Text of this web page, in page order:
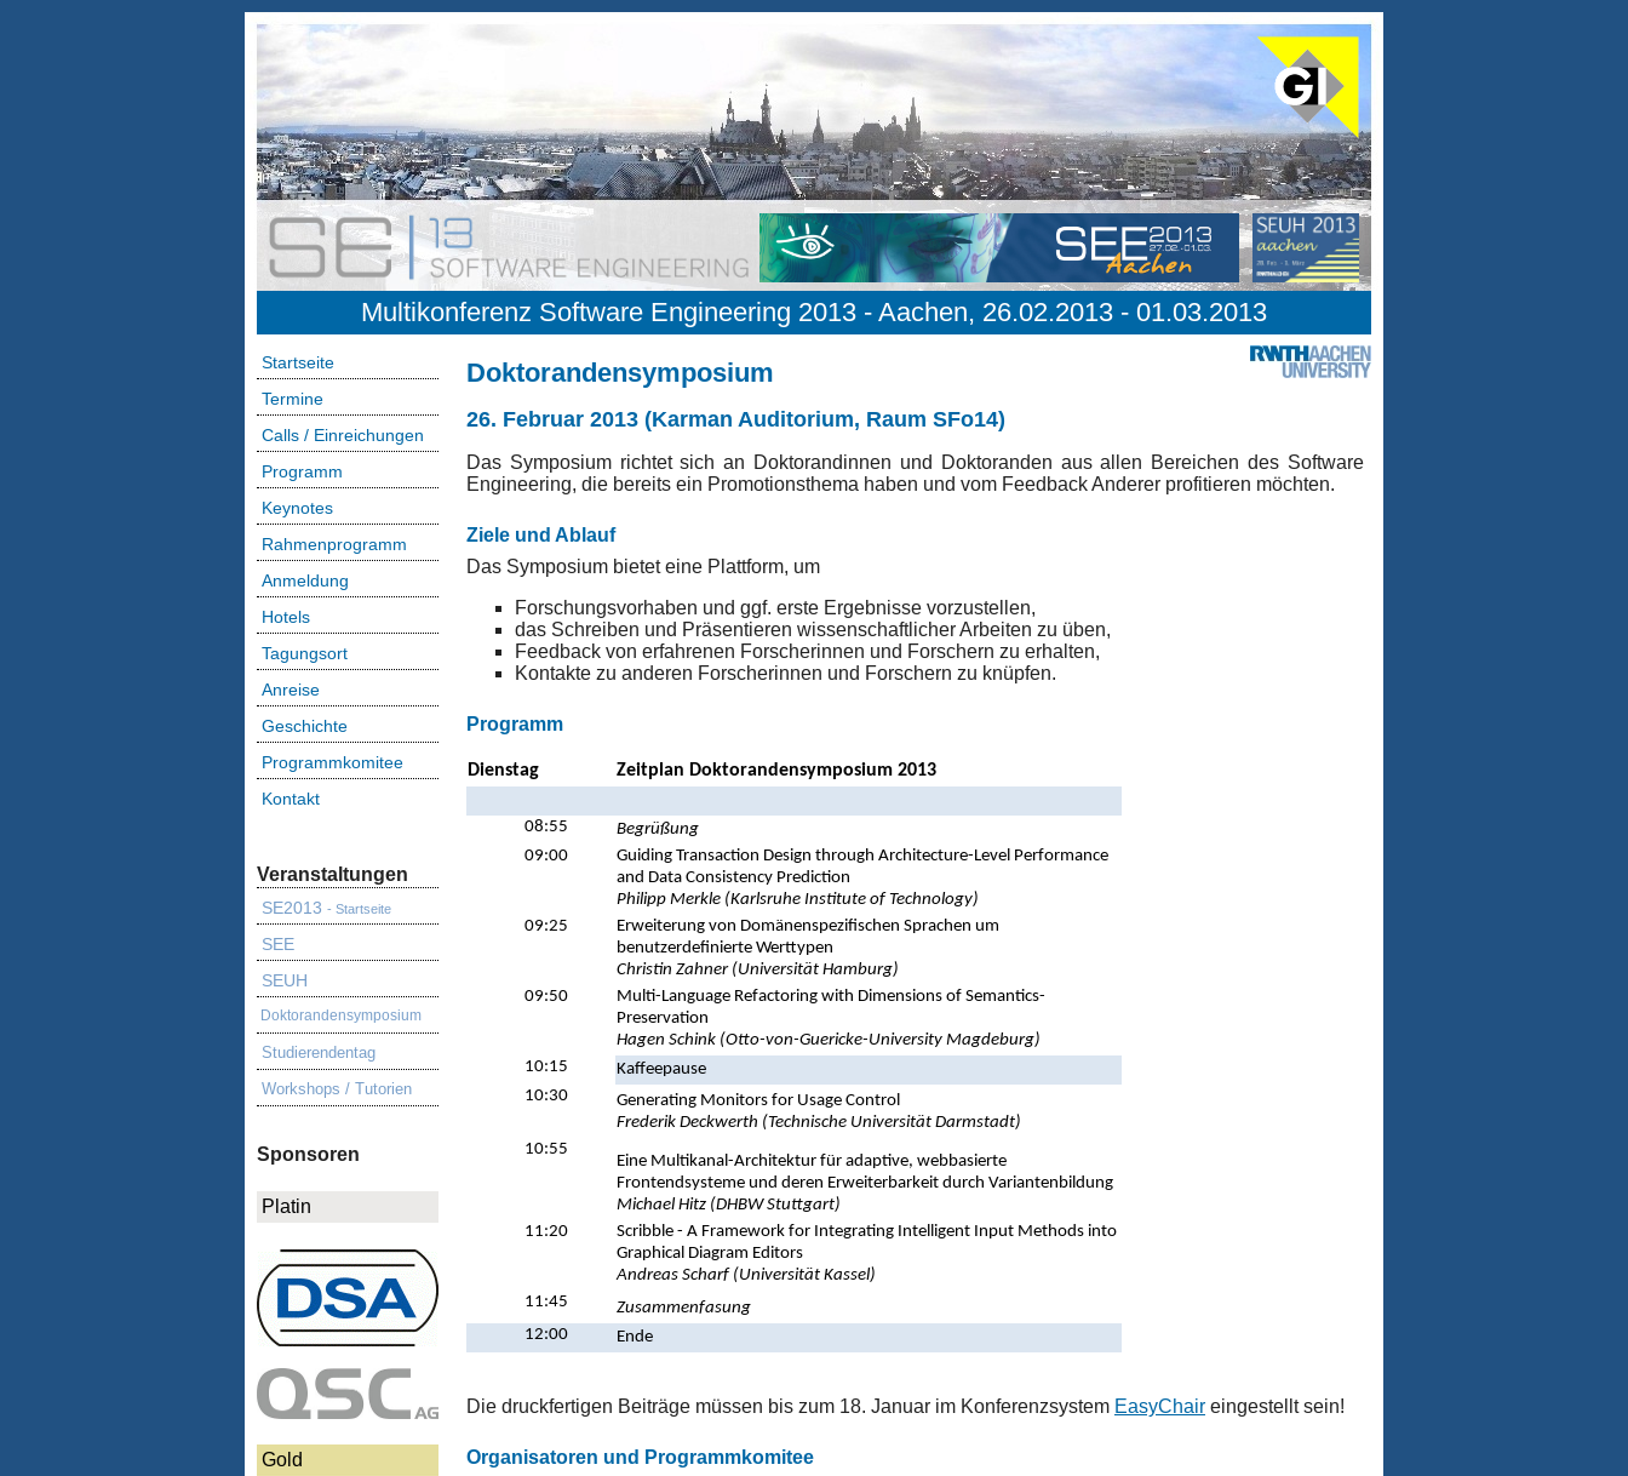
Multikonferenz Software Engineering 2013 - Aachen, 26.02.2013 - 01.03.2013
Startseite
Termine
Calls / Einreichungen
Programm
Keynotes
Rahmenprogramm
Anmeldung
Hotels
Tagungsort
Anreise
Geschichte
Programmkomitee
Kontakt
Veranstaltungen
SE2013 - Startseite
SEE
SEUH
Doktorandensymposium
Studierendentag
Workshops / Tutorien
Sponsoren
Platin
Gold
Doktorandensymposium
26. Februar 2013 (Karman Auditorium, Raum SFo14)
Das Symposium richtet sich an Doktorandinnen und Doktoranden aus allen Bereichen des Software
Engineering, die bereits ein Promotionsthema haben und vom Feedback Anderer profitieren möchten.
Ziele und Ablauf
Das Symposium bietet eine Plattform, um
Forschungsvorhaben und ggf. erste Ergebnisse vorzustellen,
das Schreiben und Präsentieren wissenschaftlicher Arbeiten zu üben,
Feedback von erfahrenen Forscherinnen und Forschern zu erhalten,
Kontakte zu anderen Forscherinnen und Forschern zu knüpfen.
Programm
Dienstag Zeitplan Doktorandensymposium 2013
08:55
Begrüßung
09:00
Guiding Transaction Design through Architecture-Level Performance
and Data Consistency Prediction
Philipp Merkle (Karlsruhe Institute of Technology)
09:25
Erweiterung von Domänenspezifischen Sprachen um
benutzerdefinierte Werttypen
Christin Zahner (Universität Hamburg)
09:50
Multi-Language Refactoring with Dimensions of Semantics-
Preservation
Hagen Schink (Otto-von-Guericke-University Magdeburg)
10:15
Kaffeepause
10:30
Generating Monitors for Usage Control
Frederik Deckwerth (Technische Universität Darmstadt)
10:55
Eine Multikanal-Architektur für adaptive, webbasierte
Frontendsysteme und deren Erweiterbarkeit durch Variantenbildung
Michael Hitz (DHBW Stuttgart)
11:20
Scribble - A Framework for Integrating Intelligent Input Methods into
Graphical Diagram Editors
Andreas Scharf (Universität Kassel)
11:45
Zusammenfasung
12:00
Ende
Die druckfertigen Beiträge müssen bis zum 18. Januar im Konferenzsystem EasyChair eingestellt sein!
Organisatoren und Programmkomitee